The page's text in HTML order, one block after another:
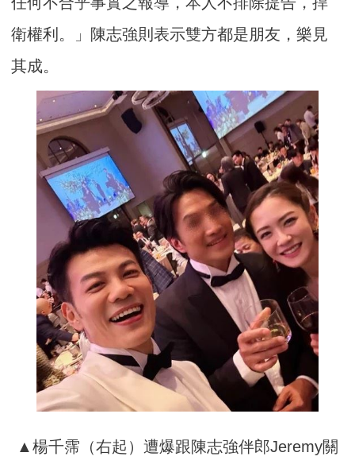
衛權利。」陳志強則表示雙方都是朋友，樂見
其成。
▲楊千霈（右起）遭爆跟陳志強伴郎Jeremy關